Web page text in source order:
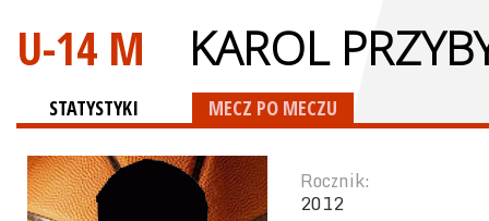
U-14 M KAROL
STATYSTYKI MECZ PO MECZU
Rocznik:
2012